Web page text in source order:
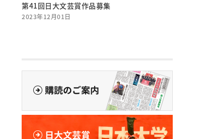
第41回日大文芸賞作品募集
2023年12月01日